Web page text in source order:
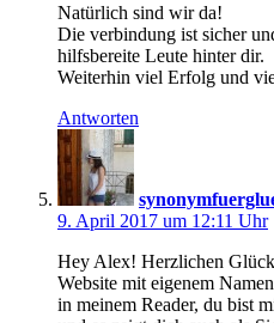
Natürlich sind wir da!
Die verbindung ist sicher
hilfsbereite Leute hinter dir.
Weiterhin viel Erfolg und
Antworten
9. April 2017 um 12:11 Uhr
Hey Alex! Herzlichen
Website mit eigenem
in meinem Reader, du bist